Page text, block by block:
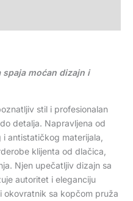
moćan dizajn i
stil i profesionalan
detalja. Napravljena od
antistatičkog materijala,
klijenta od dlačica,
Njen upečatljiv dizajn sa
autoritet i eleganciju
okovratnik sa kopčom pruža